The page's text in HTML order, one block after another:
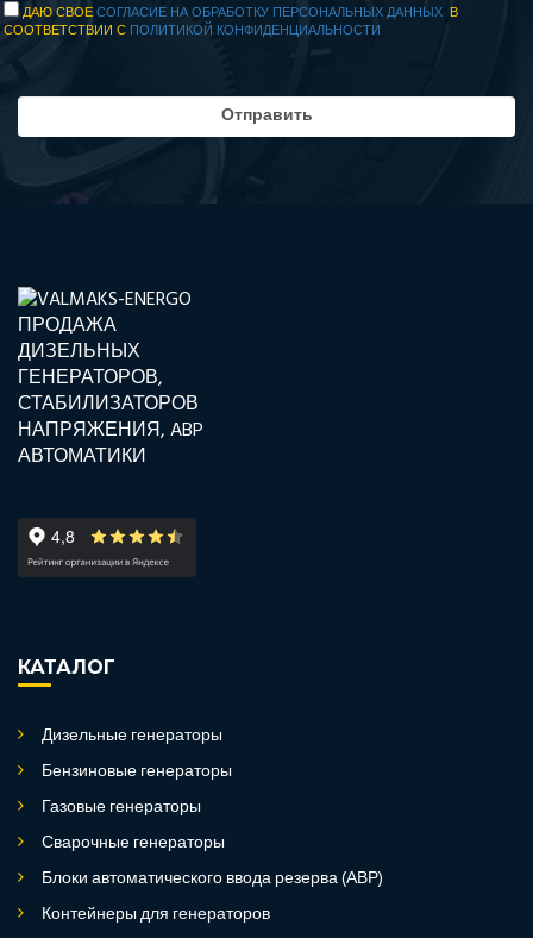
ДАЮ СВОЕСОГЛАСИЕ НА ОБРАБОТКУ ПЕРСОНАЛЬНЫХ ДАННЫХ В
СООТВЕТСТВИИ С ПОЛИТИКОЙ КОНФИДЕНЦИАЛЬНОСТИ
КАТАЛОГ
Дизельные генераторы
Бензиновые генераторы
Газовые генераторы
Сварочные генераторы
Блоки автоматического ввода резерва (АВР)
Контейнеры для генераторов